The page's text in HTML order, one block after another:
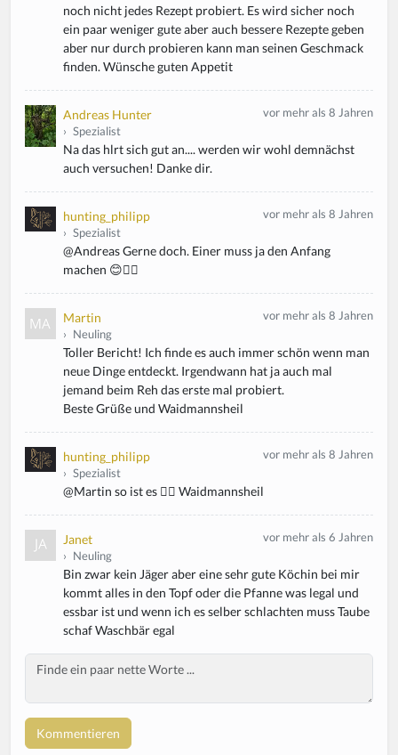
noch nicht jedes Rezept probiert. Es wird sicher noch
ein paar weniger gute aber auch bessere Rezepte geben
aber nur durch probieren kann man seinen Geschmack
finden. Wünsche guten Appetit
Andreas Hunter
› Spezialist
vor mehr als 8 Jahren
Na das hlrt sich gut an.... werden wir wohl demnächst
auch versuchen! Danke dir.
hunting_philipp
› Spezialist
vor mehr als 8 Jahren
@Andreas Gerne doch. Einer muss ja den Anfang
machen 😊✌🏻
Martin
› Neuling
vor mehr als 8 Jahren
Toller Bericht! Ich finde es auch immer schön wenn man
neue Dinge entdeckt. Irgendwann hat ja auch mal
jemand beim Reh das erste mal probiert.
Beste Grüße und Waidmannsheil
hunting_philipp
› Spezialist
vor mehr als 8 Jahren
@Martin so ist es 👍🏻 Waidmannsheil
Janet
› Neuling
vor mehr als 6 Jahren
Bin zwar kein Jäger aber eine sehr gute Köchin bei mir
kommt alles in den Topf oder die Pfanne was legal und
essbar ist und wenn ich es selber schlachten muss Taube
schaf Waschbär egal
Body